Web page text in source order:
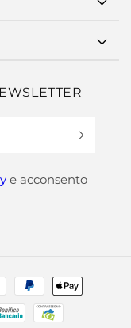
e acconsento